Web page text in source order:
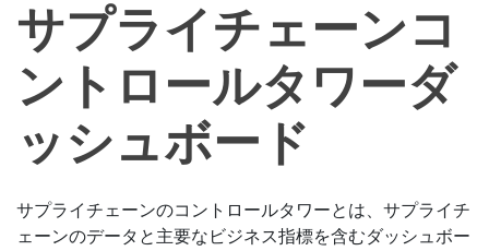
サプライチェーンコ
ントロールタワーダ
ッシュボード
サプライチェーンのコントロールタワーとは、サプライチ
ェーンのデータと主要なビジネス指標を含むダッシュボー